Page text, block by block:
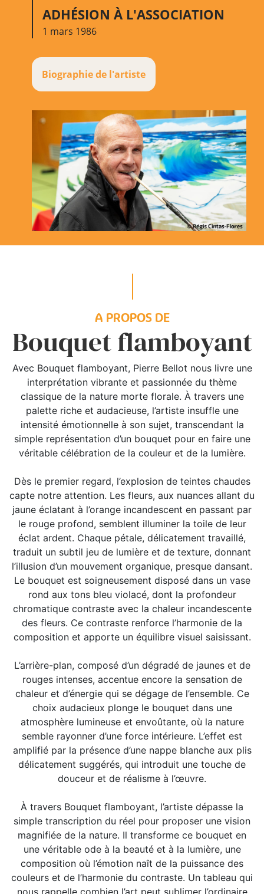
ADHÉSION À L'ASSOCIATION
1 mars 1986
Biographie de l'artiste
A PROPOS DE
Bouquet flamboyant
Avec Bouquet flamboyant, Pierre Bellot nous livre une
interprétation vibrante et passionnée du thème
classique de la nature morte florale. À travers une
palette riche et audacieuse, l’artiste insuffle une
intensité émotionnelle à son sujet, transcendant la
simple représentation d’un bouquet pour en faire une
véritable célébration de la couleur et de la lumière.
Dès le premier regard, l’explosion de teintes chaudes
capte notre attention. Les fleurs, aux nuances allant du
jaune éclatant à l’orange incandescent en passant par
le rouge profond, semblent illuminer la toile de leur
éclat ardent. Chaque pétale, délicatement travaillé,
traduit un subtil jeu de lumière et de texture, donnant
l’illusion d’un mouvement organique, presque dansant.
Le bouquet est soigneusement disposé dans un vase
rond aux tons bleu violacé, dont la profondeur
chromatique contraste avec la chaleur incandescente
des fleurs. Ce contraste renforce l’harmonie de la
composition et apporte un équilibre visuel saisissant.
L’arrière-plan, composé d’un dégradé de jaunes et de
rouges intenses, accentue encore la sensation de
chaleur et d’énergie qui se dégage de l’ensemble. Ce
choix audacieux plonge le bouquet dans une
atmosphère lumineuse et envoûtante, où la nature
semble rayonner d’une force intérieure. L’effet est
amplifié par la présence d’une nappe blanche aux plis
délicatement suggérés, qui introduit une touche de
douceur et de réalisme à l’œuvre.
À travers Bouquet flamboyant, l’artiste dépasse la
simple transcription du réel pour proposer une vision
magnifiée de la nature. Il transforme ce bouquet en
une véritable ode à la beauté et à la lumière, une
composition où l’émotion naît de la puissance des
couleurs et de l’harmonie du contraste. Un tableau qui